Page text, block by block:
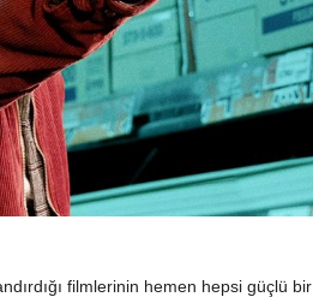
filmlerinin hemen hepsi güçlü bir